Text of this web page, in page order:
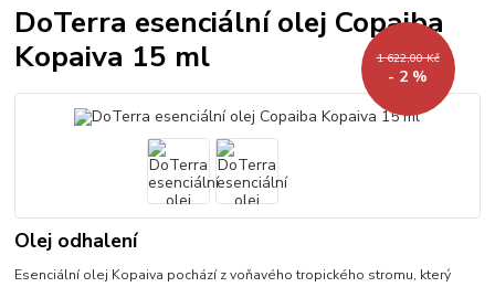
DoTerra esenciální olej Copaiba
Kopaiva 15 ml
1 622,00 Kč
- 2 %
Olej odhalení
Esenciální olej Kopaiva pochází z voňavého tropického stromu, který